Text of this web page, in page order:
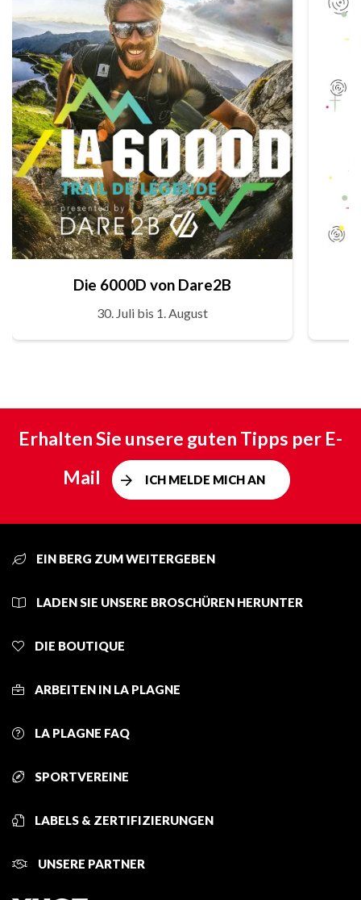
Die 6000D von Dare2B
30. Juli bis 1. August
Erhalten Sie unsere guten Tipps per E-
Mail
ICH MELDE MICH AN
EIN BERG ZUM WEITERGEBEN
LADEN SIE UNSERE BROSCHÜREN HERUNTER
DIE BOUTIQUE
ARBEITEN IN LA PLAGNE
LA PLAGNE FAQ
SPORTVEREINE
LABELS & ZERTIFIZIERUNGEN
UNSERE PARTNER